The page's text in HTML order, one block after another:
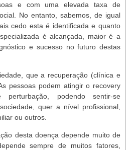
e com uma elevada taxa de
No entanto, sabemos, de igual
cedo esta é identificada e quanto
é alcançada, maior é a
e sucesso no futuro destas
que a recuperação (clínica e
pessoas podem atingir o recovery
podendo sentir-se
quer a nível profissional,
ou outros.
desta doença depende muito de
sempre de muitos fatores,